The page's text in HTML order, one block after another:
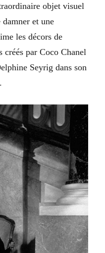
objet visuel
damner et une
les décors de
créés par Coco Chanel
Seyrig dans son